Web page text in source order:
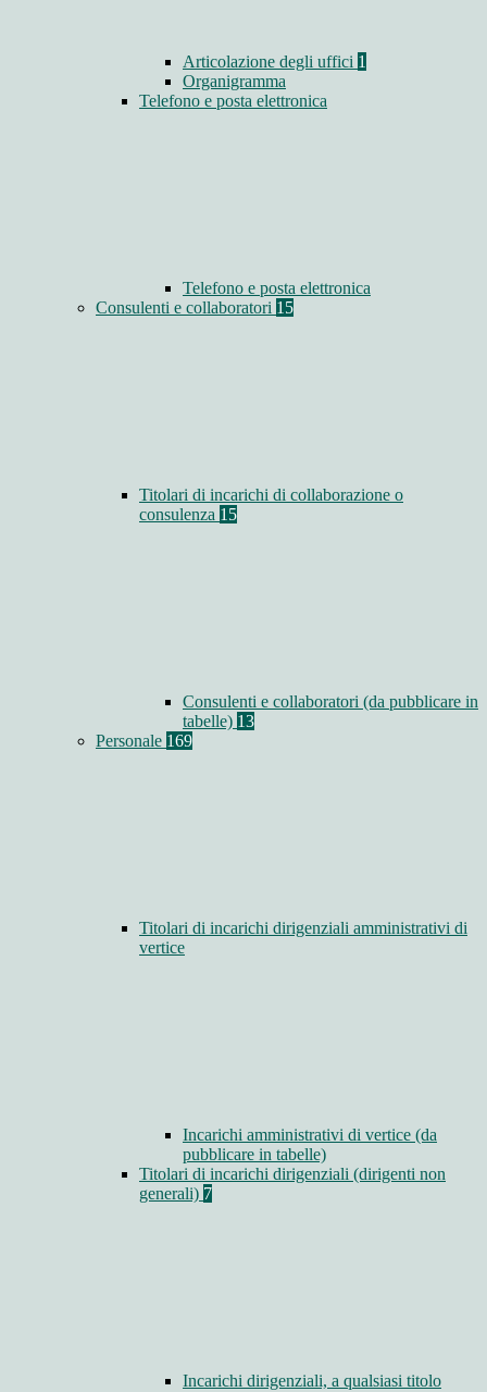
Articolazione degli uffici 1
Organigramma
Telefono e posta elettronica
Telefono e posta elettronica
Consulenti e collaboratori 15
Titolari di incarichi di collaborazione o
consulenza 15
Consulenti e collaboratori (da pubblicare in
tabelle) 13
Personale 169
Titolari di incarichi dirigenziali amministrativi di
vertice
Incarichi amministrativi di vertice (da
pubblicare in tabelle)
Titolari di incarichi dirigenziali (dirigenti non
generali) 7
Incarichi dirigenziali, a qualsiasi titolo